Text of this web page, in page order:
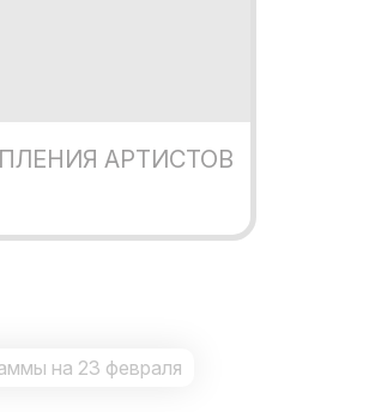
АРТИСТОВ
на 23 февраля